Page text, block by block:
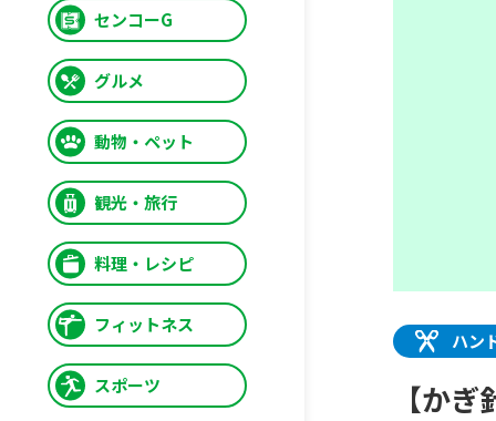
センコーG
グルメ
動物・ペット
観光・旅行
料理・レシピ
フィットネス
スポーツ
ハン
【か